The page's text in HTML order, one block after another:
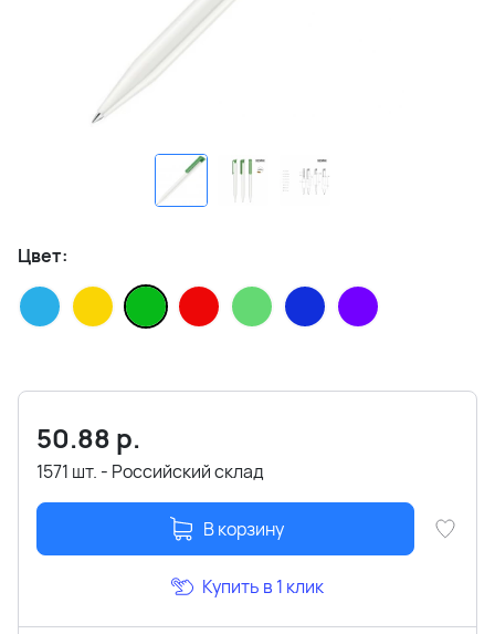
Цвет:
50.88 р.
1571 шт. - Российский склад
В корзину
Купить в 1 клик